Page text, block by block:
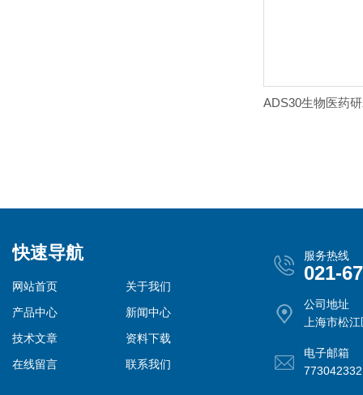
快速导航
网站首页
关于我们
产品中心
新闻中心
技术文章
资料下载
在线留言
联系我们
服务热线
021-
公司地址
上海市松
电子邮箱